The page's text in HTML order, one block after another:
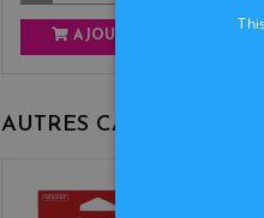
AJOUTER
AUTRES